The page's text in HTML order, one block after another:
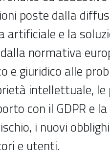
poste dalla
artificiale e la
normativa
e giuridico alle
intellettuale, le
con il GDPR e
i nuovi
e utenti.